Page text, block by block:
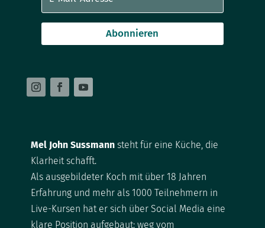
Abonnieren
Mel John Sussmannsteht für eine Küche, die
Klarheit schafft.
Als ausgebildeter Koch mit über 18 Jahren
Erfahrung und mehr als 1000 Teilnehmern in
Live-Kursen hat er sich über Social Media eine
klare Position aufgebaut: weg vom